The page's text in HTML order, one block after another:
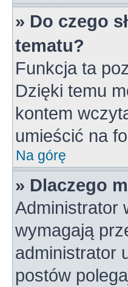
» Do czego
tematu?
Funkcja ta
Dzięki temu
kontem
umieścić na
Na górę
» Dlaczego
Administrator
wymagają
administrator
postów